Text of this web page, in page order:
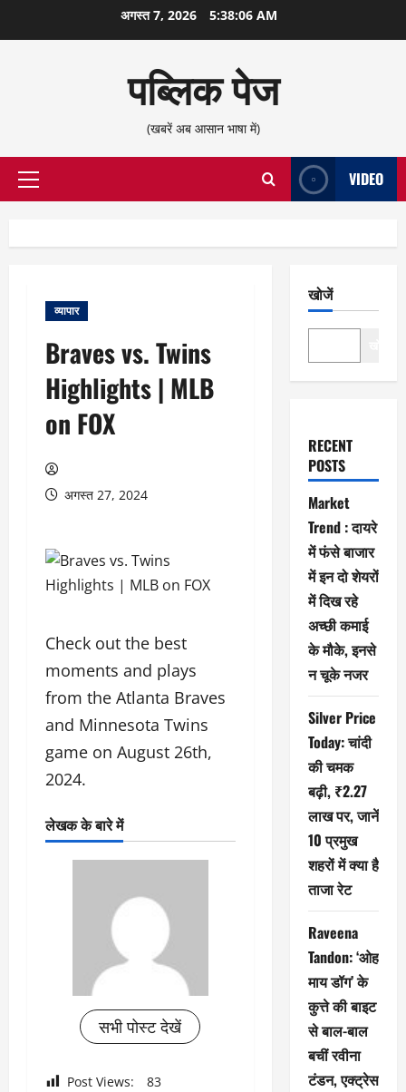
सामग्री
अगस्त 7, 2026 5:38:07 AM
पब्लिक पेज
(खबरें अब आसान भाषा में)
प्राथमिक
VIDEO
व्यापार
Braves vs. Twins
Highlights | MLB
on FOX
अगस्त 27, 2024
Check out the best
moments and plays
from the Atlanta Braves
and Minnesota Twins
game on August 26th,
2024.
लेखक के बारे में
सभी पोस्ट देखें
Post Views: 83
खोजें
RECENT
POSTS
Market
Trend : दायरे
में फंसे बाजार
में इन दो शेयरों
में दिख रहे
अच्छी कमाई
के मौके, इनसे
न चूके नजर
Silver Price
Today: चांदी
की चमक
बढ़ी, ₹2.27
लाख पर, जानें
10 प्रमुख
शहरों में क्या है
ताजा रेट
Raveena
Tandon: ‘ओह
माय डॉग’ के
कुत्ते की बाइट
से बाल-बाल
बचीं रवीना
टंडन, एक्ट्रेस